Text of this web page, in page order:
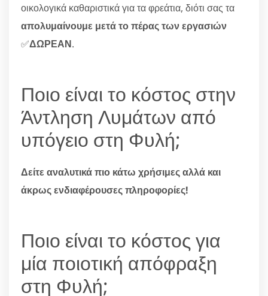
οικολογικά καθαριστικά για τα φρεάτια, διότι σας τα
απολυμαίνουμε μετά το πέρας των εργασιών
✅ΔΩΡΕΑΝ.
Ποιο είναι το κόστος στην
Άντληση Λυμάτων από
υπόγειο στη Φυλή;
Δείτε αναλυτικά πιο κάτω χρήσιμες αλλά και
άκρως ενδιαφέρουσες πληροφορίες!
Ποιο είναι το κόστος για
μία ποιοτική απόφραξη
στη Φυλή;